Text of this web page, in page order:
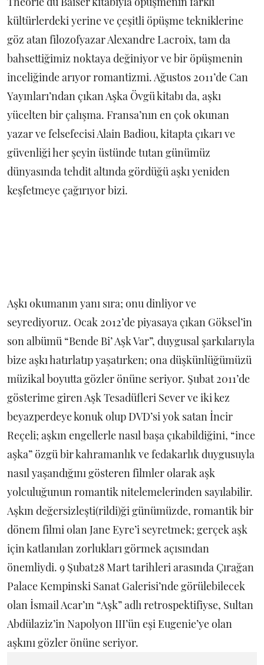
kültürlerdeki yerine ve çeşitli öpüşme tekniklerine
göz atan filozofyazar Alexandre Lacroix, tam da
bahsettiğimiz noktaya değiniyor ve bir öpüşmenin
inceliğinde arıyor romantizmi. Ağustos 2011’de Can
Yayınları’ndan çıkan Aşka Övgü kitabı da, aşkı
yücelten bir çalışma. Fransa’nın en çok okunan
yazar ve felsefecisi Alain Badiou, kitapta çıkarı ve
güvenliği her şeyin üstünde tutan günümüz
dünyasında tehdit altında gördüğü aşkı yeniden
keşfetmeye çağırıyor bizi.
Aşkı okumanın yanı sıra; onu dinliyor ve
seyrediyoruz. Ocak 2012’de piyasaya çıkan Göksel’in
son albümü “Bende Bi’ Aşk Var”, duygusal şarkılarıyla
bize aşkı hatırlatıp yaşatırken; ona düşkünlüğümüzü
müzikal boyutta gözler önüne seriyor. Şubat 2011’de
gösterime giren Aşk Tesadüfleri Sever ve iki kez
beyazperdeye konuk olup DVD’si yok satan İncir
Reçeli; aşkın engellerle nasıl başa çıkabildiğini, “ince
aşka” özgü bir kahramanlık ve fedakarlık duygusuyla
nasıl yaşandığını gösteren filmler olarak aşk
yolculuğunun romantik nitelemelerinden sayılabilir.
Aşkın değersizleşti(rildi)ği günümüzde, romantik bir
dönem filmi olan Jane Eyre’i seyretmek; gerçek aşk
için katlanılan zorlukları görmek açısından
önemliydi. 9 Şubat28 Mart tarihleri arasında Çırağan
Palace Kempinski Sanat Galerisi’nde görülebilecek
olan İsmail Acar’ın “Aşk” adlı retrospektifiyse, Sultan
Abdülaziz’in Napolyon III’ün eşi Eugenie’ye olan
aşkını gözler önüne seriyor.